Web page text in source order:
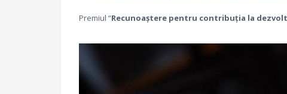
Premiul “Recunoaștere pentru contribuţia la